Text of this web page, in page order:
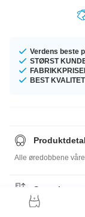
Verdens beste
STØRST
BEST KVALITET
Alle øredobbene